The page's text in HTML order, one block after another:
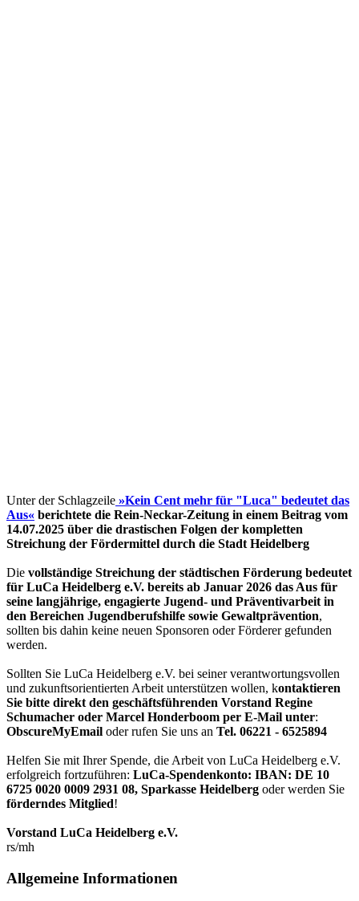
Unter der Schlagzeile »Kein Cent mehr für "Luca" bedeutet das
Aus« berichtete die Rein-Neckar-Zeitung in einem Beitrag vom
14.07.2025 über die drastischen Folgen der kompletten
Streichung der Fördermittel durch die Stadt Heidelberg
Die vollständige Streichung der städtischen Förderung bedeutet
für LuCa Heidelberg e.V. bereits ab Januar 2026 das Aus für
seine langjährige, engagierte Jugend- und Präventivarbeit in
den Bereichen Jugendberufshilfe sowie Gewaltprävention,
sollten bis dahin keine neuen Sponsoren oder Förderer gefunden
werden.
Sollten Sie LuCa Heidelberg e.V. bei seiner verantwortungsvollen
und zukunftsorientierten Arbeit unterstützen wollen, kontaktieren
Sie bitte direkt den geschäftsführenden Vorstand Regine
Schumacher oder Marcel Honderboom per E-Mail unter:
ObscureMyEmail oder rufen Sie uns an Tel. 06221 - 6525894
Helfen Sie mit Ihrer Spende, die Arbeit von LuCa Heidelberg e.V.
erfolgreich fortzuführen: LuCa-Spendenkonto: IBAN: DE 10
6725 0020 0009 2931 08, Sparkasse Heidelberg oder werden Sie
förderndes Mitglied!
Vorstand LuCa Heidelberg e.V.
rs/mh
Allgemeine Informationen